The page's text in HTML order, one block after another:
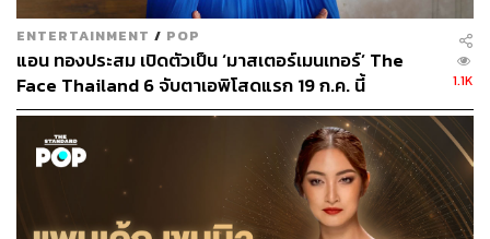
ทราบมาว่ารายการ The Face Thailand ติดต่อไปหลายครั้ง
แล้ว แต่ริต้าก็ปฏิเสธมาตลอด ทำไมตอนนั้นถึงปฏิเสธ และ
ENTERTAINMENT / POP
แอน ทองประสม เปิดตัวเป็น ‘มาสเตอร์เมนเทอร์’ The
Face Thailand 6 จับตาเอพิโสดแรก 19 ก.ค. นี้
1.1K